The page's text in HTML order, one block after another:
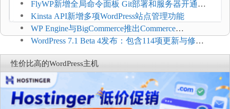
$2.61/月，高性能主机同步折扣
FlyWP新增全局命令面板 Git部署和服务器开通更
方便
Kinsta API新增多项WordPress站点管理功能
WP Engine与BigCommerce推出Commerce
Connect：WordPress商店可保留前台体验并扩展电
商能力
WordPress 7.1 Beta 4发布：包含114项更新与修
复，仅建议在测试环境体验
性价比高的WordPress主机